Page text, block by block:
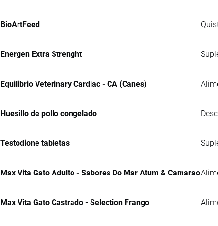
BioArtFeed
Energen Extra Strenght
Equilibrio Veterinary Cardiac - CA (Canes)
Huesillo de pollo congelado
Testodione tabletas
Max Vita Gato Adulto - Sabores Do Mar Atum & Camarao
Max Vita Gato Castrado - Selection Frango